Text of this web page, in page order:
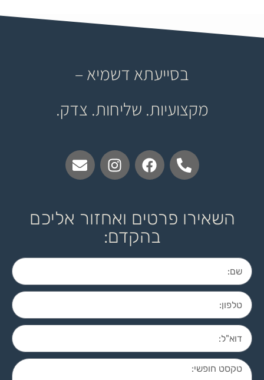
בסייעתא דשמיא –
מקצועיות. שליחות. צדק.
השאירו פרטים ואחזור אליכם
בהקדם: